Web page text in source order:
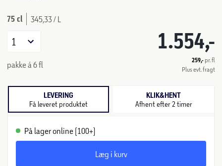
75 cl 345,33 / L
1.554,-
259,- pr. fl
Plus evt. fragt
1
pakke á 6 fl
LEVERING
Få leveret produktet
KLIK&HENT
Afhent efter 2 timer
På lager online (100+)
Læg i kurv